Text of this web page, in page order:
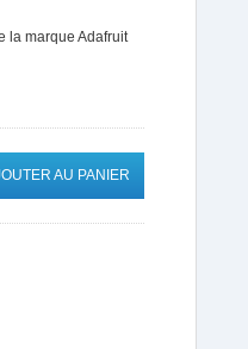
la marque Adafruit
AU PANIER